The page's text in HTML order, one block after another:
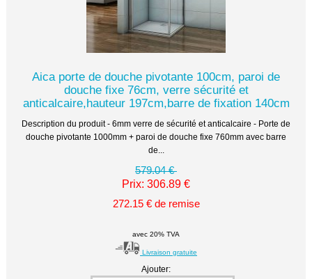
Aica porte de douche pivotante 100cm, paroi de
douche fixe 76cm, verre sécurité et
anticalcaire,hauteur 197cm,barre de fixation 140cm
Description du produit - 6mm verre de sécurité et anticalcaire - Porte de
douche pivotante 1000mm + paroi de douche fixe 760mm avec barre
de...
579.04 €
Prix: 306.89 €
272.15 € de remise
avec 20% TVA
Livraison gratuite
Ajouter: